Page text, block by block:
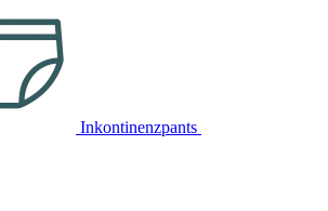
Inkontinenzpants